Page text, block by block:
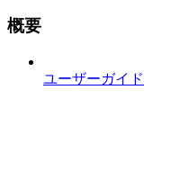
概要
ユーザーガイド